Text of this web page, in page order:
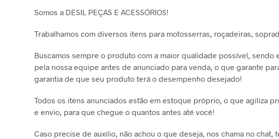
Somos a DESIL PEÇAS E ACESSÓRIOS!
Trabalhamos com diversos itens para motosserras, roçadeiras,
Buscamos sempre o produto com a maior qualidade possível, sendo
pela nossa equipe antes de anunciado para venda, o que garante
garantia de que seu produto terá o desempenho desejado!
Todos os itens anunciados estão em estoque próprio, o que agiliza
e envio, para que chegue o quantos antes até você!
Caso precise de auxilio, não achou o que deseja, nos chama no chat,